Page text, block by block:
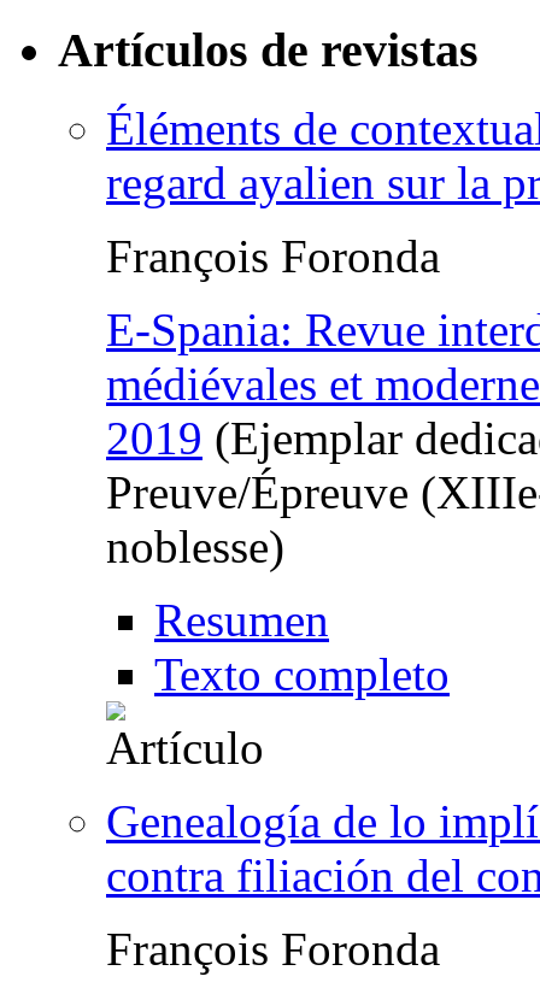
Artículos de revistas
Éléments de
regard ayalien sur la
François Foronda
E-Spania: Revue
médiévales et
2019 (Ejemplar
Preuve/Épreuve
noblesse)
Resumen
Texto completo
Genealogía de lo
contra filiación del
François Foronda